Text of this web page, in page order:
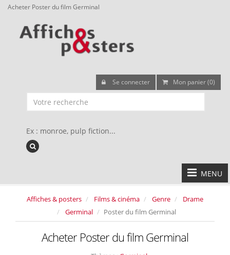
Acheter Poster du film Germinal
Se connecter Mon panier (0)
Ex : monroe, pulp fiction...
MENU
Affiches & posters Films & cinéma Genre
Drame
Germinal
Poster du film Germinal
Acheter Poster du film Germinal